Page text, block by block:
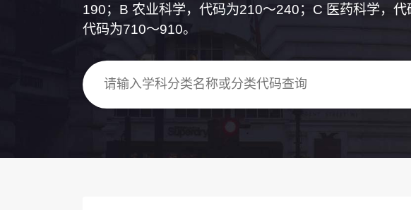
190；B 农业科学，代码为210～240；C 医药科学，
代码为710～910。